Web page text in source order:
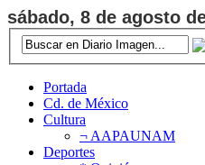
sábado, 8 de agosto
Portada
Cd. de México
Cultura
¬ AAPAUNAM
Deportes